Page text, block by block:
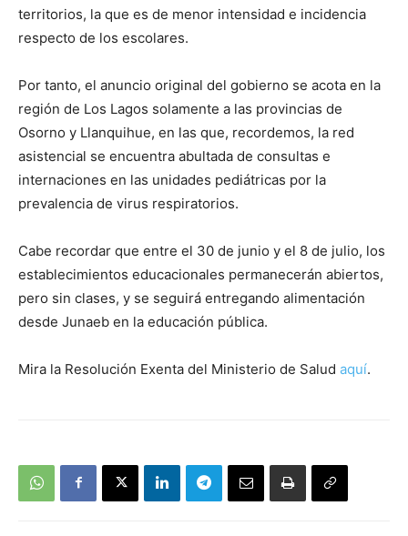
territorios, la que es de menor intensidad e incidencia
respecto de los escolares.
Por tanto, el anuncio original del gobierno se acota en la
región de Los Lagos solamente a las provincias de
Osorno y Llanquihue, en las que, recordemos, la red
asistencial se encuentra abultada de consultas e
internaciones en las unidades pediátricas por la
prevalencia de virus respiratorios.
Cabe recordar que entre el 30 de junio y el 8 de julio, los
establecimientos educacionales permanecerán abiertos,
pero sin clases, y se seguirá entregando alimentación
desde Junaeb en la educación pública.
Mira la Resolución Exenta del Ministerio de Salud aquí.